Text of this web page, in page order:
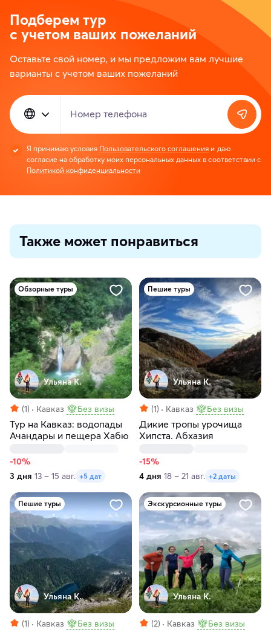
Подберем тур
с учетом ваших пожеланий
Оставьте свой номер, и мы предложим вам лучшие
варианты с учетом ваших пожеланий
Номер телефона
Я принимаю условия Пользовательского соглашения и даю
согласие на обработку моих персональных данных в соответствии с
Политикой конфиденциальности
Также может понравиться
Обзорные туры
Ульяна К.
(1) Кавказ Без визы
Тур на Кавказ: водопады
Ачандары и пещера Хабю
-10%
3 дня 13 – 15 авг. +5 дат
Пешие туры
Ульяна К.
(1) Кавказ Без визы
Дикие тропы урочища
Хипста. Абхазия
-15%
4 дня 18 – 21 авг. +2 даты
Пешие туры
Ульяна К.
(1) Кавказ Без визы
Экскурсионные туры
Ульяна К.
(2) Кавказ Без визы